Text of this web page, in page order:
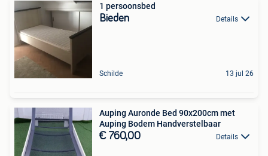
1 persoonsbed
Bieden Details
Schilde 13 jul 26
Auping Auronde Bed 90x200cm met
Auping Bodem Handverstelbaar
€ 760,00 Details